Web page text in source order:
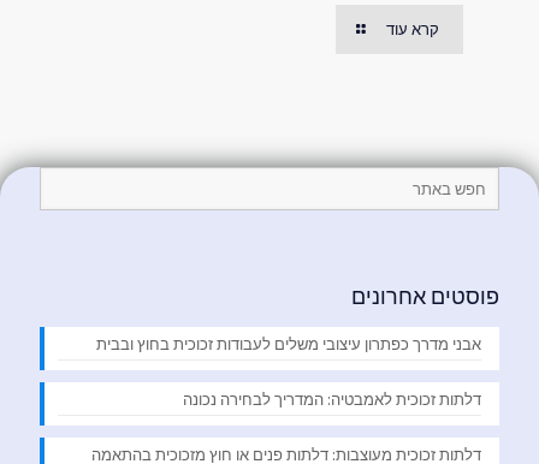
קרא עוד
פוסטים אחרונים
אבני מדרך כפתרון עיצובי משלים לעבודות זכוכית בחוץ ובבית
דלתות זכוכית לאמבטיה: המדריך לבחירה נכונה
דלתות זכוכית מעוצבות: דלתות פנים או חוץ מזכוכית בהתאמה